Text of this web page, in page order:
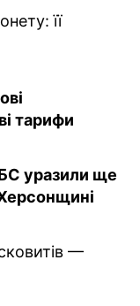
її
тарифи
уразили ще
—